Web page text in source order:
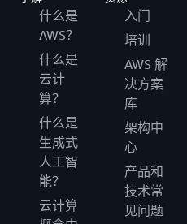
什么是
AWS？
什么是
云计
算？
什么是
生成式
人工智
能？
云计算
入门
培训
AWS 解
决方案
库
架构中
心
产品和
技术常
见问题